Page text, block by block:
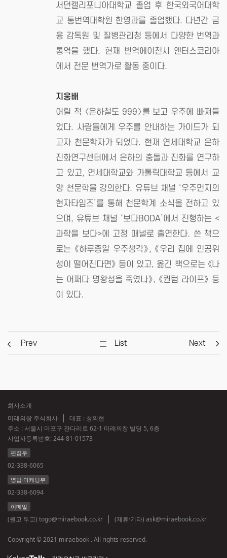
서던캘리포니아대학교 졸업 후 한국외국어대학
교 통번역대학원 한영과를 졸업했다. 다년간 금
융 감독원 및 질병관리청 등에서 다양한 번역과
통역을 했다. 현재 번역에이전시 엔터스코리아
에서 전문 번역가로 활동 중이다.
지웅배
어릴 적 〈은하철도 999〉를 보고 우주에 빠져들
었다. 사람들에게 우주를 안내하는 가이드가 되
고자 천문학자가 되었다. 현재 연세대학교 은하
진화연구센터에서 은하의 충돌과 진화를 연구하
고 있고, 연세대학교와 가톨릭대학교 등에서 교
양 천문학을 강의한다. 유튜브 채널 ‘우주먼지의
현자타임즈’를 통해 천문학계 소식을 전하고 있
으며, 유튜브 채널 ‘보다BODA’에서 진행하는 <
과학을 보다>에 고정 패널로 출연한다. 쓴 책으
로는 《하루종일 우주생각》, 《우리 집에 인공위
성이 떨어진다면》 등이 있고, 옮긴 책으로는 《나
는 어쩌다 명왕성을 죽였나》, 《퀀텀 라이프》 등
이 있다.
Prev List Next
회사소개
미래의창 주식회사
대표 : 성의현
주소 : 서울시 마포구 잔다리로 62-1 미래의창 빌딩 5, 6층
사업자등록번호:244-81-01573
편집부
02-338-6065
영업·마케팅부
02-338-6094
이메일
(원고 투고) togo@miraebook.co.kr (제휴·기타) ask@miraebook.co.kr
Copyright © 2021 miraebook . All rights reserved.